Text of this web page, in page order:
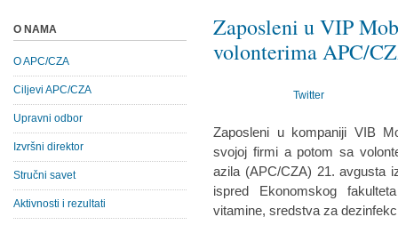
Zaposleni u VIP
volonterima APC/
Twitter
Zaposleni u kompaniji VIB
svojoj firmi a potom sa
azila (APC/CZA) 21. avgusta
ispred Ekonomskog
vitamine, sredstva za
O NAMA
O APC/CZA
Ciljevi APC/CZA
Upravni odbor
Izvršni direktor
Stručni savet
Aktivnosti i rezultati